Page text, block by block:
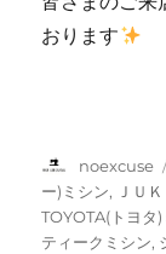
おります
投
稿
者
noexcuse
ー)ミシン, ＪＵ
TOYOTA(トヨタ
ティークミシン,